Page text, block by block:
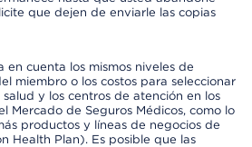
que dejen de enviarle las copias
en cuenta los mismos niveles de
miembro o los costos para seleccionar
y los centros de atención en los
Mercado de Seguros Médicos, como lo
productos y líneas de negocios de
Health Plan). Es posible que las